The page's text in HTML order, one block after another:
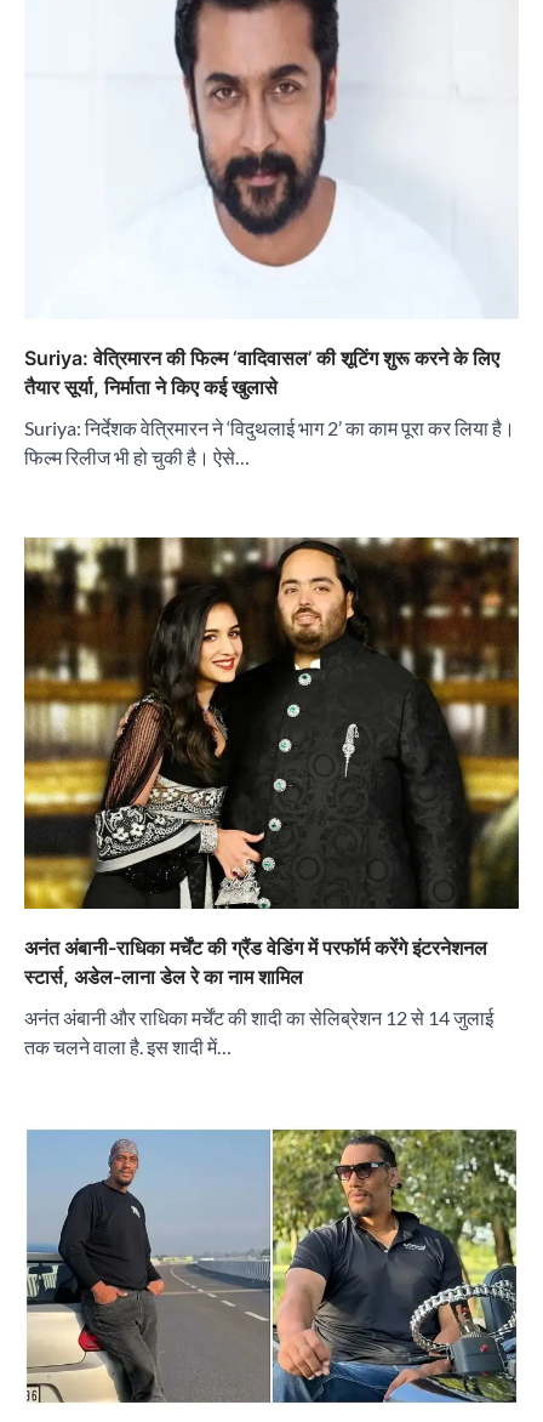
Suriya: वेत्रिमारन की फिल्म ‘वादिवासल’ की शूटिंग शुरू करने के लिए
तैयार सूर्या, निर्माता ने किए कई खुलासे
Suriya: निर्देशक वेत्रिमारन ने ‘विदुथलाई भाग 2’ का काम पूरा कर लिया है।
फिल्म रिलीज भी हो चुकी है। ऐसे…
अनंत अंबानी-राधिका मर्चेंट की ग्रैंड वेडिंग में परफॉर्म करेंगे इंटरनेशनल
स्टार्स, अडेल-लाना डेल रे का नाम शामिल
अनंत अंबानी और राधिका मर्चेंट की शादी का सेलिब्रेशन 12 से 14 जुलाई
तक चलने वाला है. इस शादी में…